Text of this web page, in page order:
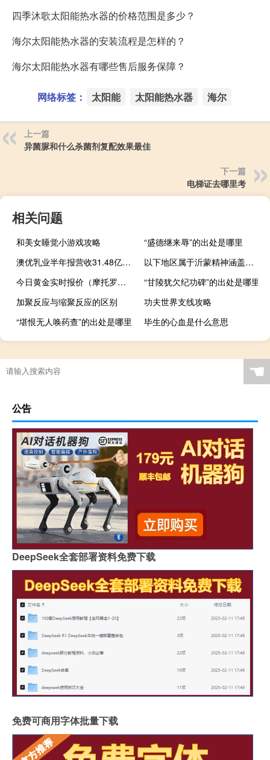
四季沐歌太阳能热水器的价格范围是多少？
海尔太阳能热水器的安装流程是怎样的？
海尔太阳能热水器有哪些售后服务保障？
网络标签： 太阳能 太阳能热水器 海尔
上一篇
异菌脲和什么杀菌剂复配效果最佳
下一篇
电梯证去哪里考
相关问题
和美女睡觉小游戏攻略
“盛德继来辱”的出处是哪里
澳优乳业半年报营收31.48亿元 净利润2.6亿元同比下跌20.4%
以下地区属于沂蒙精神涵盖地区的是哪些（以下地区属于沂蒙精神涵盖地区的是）
今日黄金实时报价（摩托罗拉a1600黄金版）
“甘陵犹欠纪功碑”的出处是哪里
加聚反应与缩聚反应的区别
功夫世界支线攻略
“堪恨无人唤药查”的出处是哪里
毕生的心血是什么意思
☚
公告
DeepSeek全套部署资料免费下载
免费可商用字体批量下载